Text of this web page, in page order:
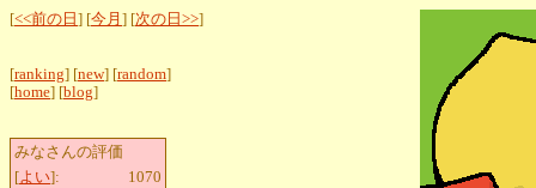
[<<前の日 ] [今月 ] [次の日>>]
[ranking] [new] [random]
[home] [blog]
みなさんの評価
[よい]:
1070